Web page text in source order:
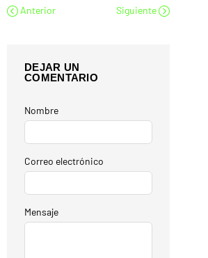
Anterior
Siguiente
DEJAR UN
COMENTARIO
Nombre
Correo electrónico
Mensaje